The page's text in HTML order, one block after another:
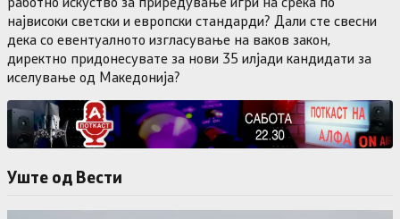
највисоки светски и европски стандарди? Дали сте свесни
дека со евентуалното изгласување на ваков закон,
директно придонесувате за нови 35 илјади кандидати за
иселување од Македонија?
Уште од Вести